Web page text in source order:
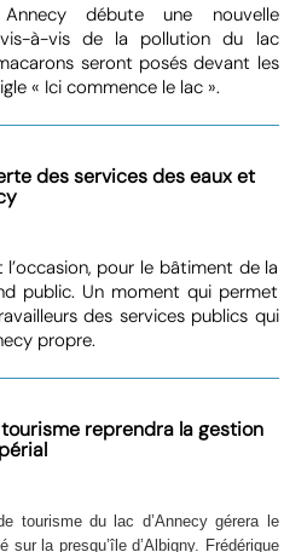
débute une nouvelle
vis-à-vis de la pollution du lac
seront posés devant les
« Ici commence le lac ».
des services des eaux et
pour le bâtiment de la
public. Un moment qui permet
des services publics qui
propre.
tourisme reprendra la gestion
tourisme du lac d’Annecy gérera le
sur la presqu’île d’Albigny. Frédérique